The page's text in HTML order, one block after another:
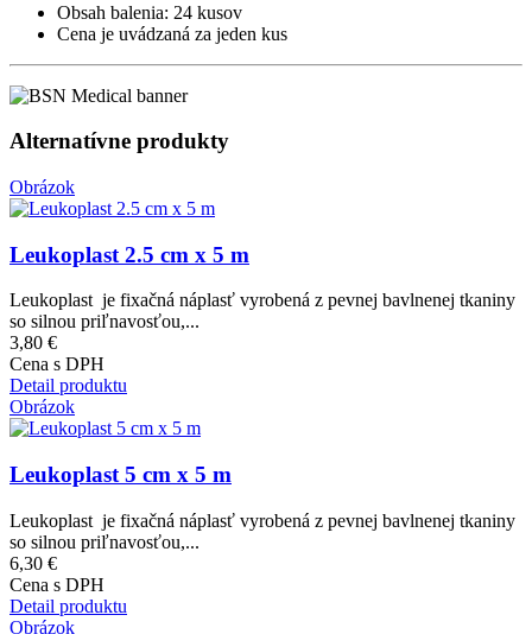
Obsah balenia: 24 kusov
Cena je uvádzaná za jeden kus
Alternatívne produkty
Obrázok
Leukoplast 2.5 cm x 5 m
Leukoplast je fixačná náplasť vyrobená z pevnej bavlnenej tkaniny
so silnou priľnavosťou,...
3,80 €
Cena s DPH
Detail produktu
Obrázok
Leukoplast 5 cm x 5 m
Leukoplast je fixačná náplasť vyrobená z pevnej bavlnenej tkaniny
so silnou priľnavosťou,...
6,30 €
Cena s DPH
Detail produktu
Obrázok